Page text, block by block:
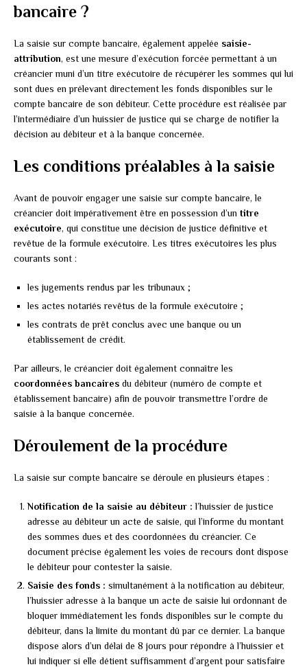
bancaire ?
La saisie sur compte bancaire, également appelée saisie-
attribution, est une mesure d’exécution forcée permettant à un
créancier muni d’un titre exécutoire de récupérer les sommes qui lui
sont dues en prélevant directement les fonds disponibles sur le
compte bancaire de son débiteur. Cette procédure est réalisée par
l’intermédiaire d’un huissier de justice qui se charge de notifier la
décision au débiteur et à la banque concernée.
Les conditions préalables à la saisie
Avant de pouvoir engager une saisie sur compte bancaire, le
créancier doit impérativement être en possession d’un titre
exécutoire, qui constitue une décision de justice définitive et
revêtue de la formule exécutoire. Les titres exécutoires les plus
courants sont :
les jugements rendus par les tribunaux ;
les actes notariés revêtus de la formule exécutoire ;
les contrats de prêt conclus avec une banque ou un
établissement de crédit.
Par ailleurs, le créancier doit également connaître les
coordonnées bancaires du débiteur (numéro de compte et
établissement bancaire) afin de pouvoir transmettre l’ordre de
saisie à la banque concernée.
Déroulement de la procédure
La saisie sur compte bancaire se déroule en plusieurs étapes :
Notification de la saisie au débiteur : l’huissier de justice
adresse au débiteur un acte de saisie, qui l’informe du montant
des sommes dues et des coordonnées du créancier. Ce
document précise également les voies de recours dont dispose
le débiteur pour contester la saisie.
Saisie des fonds : simultanément à la notification au débiteur,
l’huissier adresse à la banque un acte de saisie lui ordonnant de
bloquer immédiatement les fonds disponibles sur le compte du
débiteur, dans la limite du montant dû par ce dernier. La banque
dispose alors d’un délai de 8 jours pour répondre à l’huissier et
lui indiquer si elle détient suffisamment d’argent pour satisfaire